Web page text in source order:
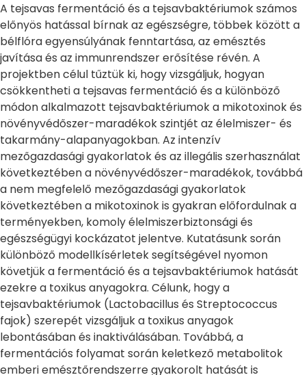
A tejsavas fermentáció és a tejsavbaktériumok számos
előnyös hatással bírnak az egészségre, többek között a
bélflóra egyensúlyának fenntartása, az emésztés
javítása és az immunrendszer erősítése révén. A
projektben célul tűztük ki, hogy vizsgáljuk, hogyan
csökkentheti a tejsavas fermentáció és a különböző
módon alkalmazott tejsavbaktériumok a mikotoxinok és
növényvédőszer-maradékok szintjét az élelmiszer- és
takarmány-alapanyagokban. Az intenzív
mezőgazdasági gyakorlatok és az illegális szerhasználat
következtében a növényvédőszer-maradékok, továbbá
a nem megfelelő mezőgazdasági gyakorlatok
következtében a mikotoxinok is gyakran előfordulnak a
terményekben, komoly élelmiszerbiztonsági és
egészségügyi kockázatot jelentve. Kutatásunk során
különböző modellkísérletek segítségével nyomon
követjük a fermentáció és a tejsavbaktériumok hatását
ezekre a toxikus anyagokra. Célunk, hogy a
tejsavbaktériumok (Lactobacillus és Streptococcus
fajok) szerepét vizsgáljuk a toxikus anyagok
lebontásában és inaktiválásában. Továbbá, a
fermentációs folyamat során keletkező metabolitok
emberi emésztőrendszerre gyakorolt hatását is